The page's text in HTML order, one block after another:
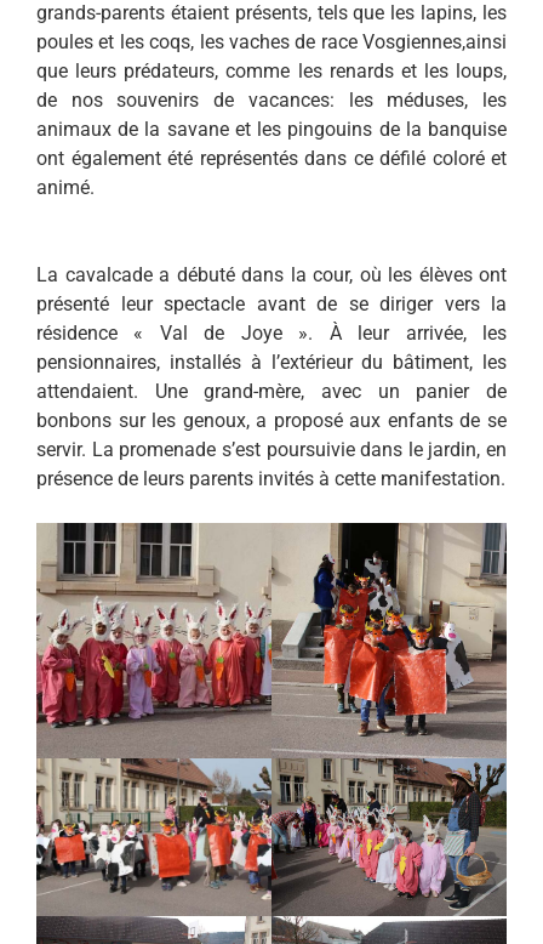
grands-parents étaient présents, tels que les lapins, les
poules et les coqs, les vaches de race Vosgiennes,ainsi
que leurs prédateurs, comme les renards et les loups,
de nos souvenirs de vacances: les méduses, les
animaux de la savane et les pingouins de la banquise
ont également été représentés dans ce défilé coloré et
animé.
La cavalcade a débuté dans la cour, où les élèves ont
présenté leur spectacle avant de se diriger vers la
résidence « Val de Joye ». À leur arrivée, les
pensionnaires, installés à l’extérieur du bâtiment, les
attendaient. Une grand-mère, avec un panier de
bonbons sur les genoux, a proposé aux enfants de se
servir. La promenade s’est poursuivie dans le jardin, en
présence de leurs parents invités à cette manifestation.